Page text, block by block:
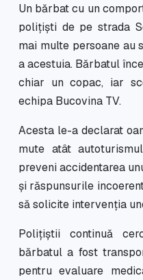
Un bărbat cu un
polițiști de pe strada
mai multe persoane au
a acestuia. Bărbatul
chiar un copac, iar
echipa Bucovina TV.
Acesta le-a declarat
mute atât
preveni accidentarea
și răspunsurile
să solicite intervenția
Polițiștii continuă
bărbatul a fost
pentru evaluare